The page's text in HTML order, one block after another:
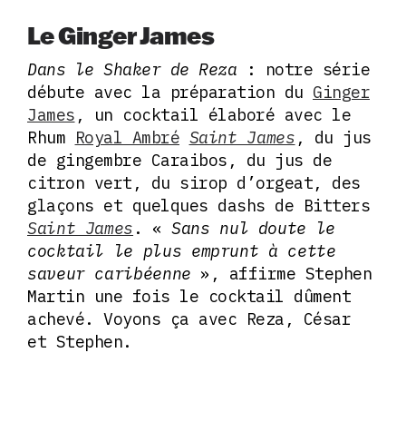
Le Ginger James
Dans le Shaker de Reza : notre série
débute avec la préparation du Ginger
James , un cocktail élaboré avec le
Rhum Royal Ambré Saint James , du jus
de gingembre Caraibos, du jus de
citron vert, du sirop d’orgeat, des
glaçons et quelques dashs de Bitters
Saint James . «Sans nul doute le
cocktail le plus emprunt à cette
saveur caribéenne », affirme Stephen
Martin une fois le cocktail dûment
achevé. Voyons ça avec Reza, César
et Stephen.